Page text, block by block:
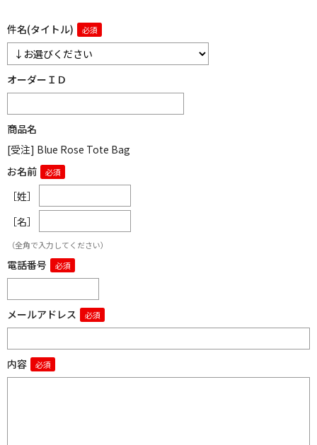
件名(タイトル)
オーダーＩＤ
商品名
[受注] Blue Rose Tote Bag
お名前
［姓］
［名］
（全角で入力してください）
電話番号
メールアドレス
内容